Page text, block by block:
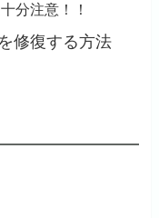
分注意！！
修復する方法